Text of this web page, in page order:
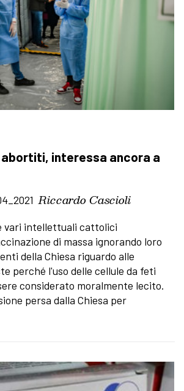
interessa ancora a
Riccardo Cascioli
vari intellettuali cattolici
di massa ignorando loro
della Chiesa riguardo alle
perché l'uso delle cellule da feti
considerato moralmente lecito.
persa dalla Chiesa per